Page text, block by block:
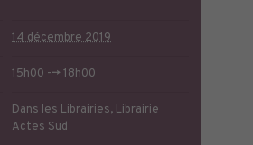
14 décembre 2019
15h00 --> 18h00
Dans les Librairies, Librairie
Actes Sud